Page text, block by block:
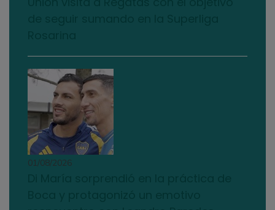
01/08/2026